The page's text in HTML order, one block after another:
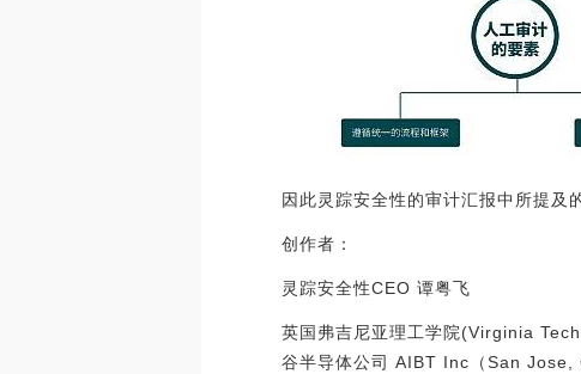
因此灵踪安全性的审计汇报中所提及
创作者：
灵踪安全性CEO 谭粤飞
英国弗吉尼亚理工学院(Virginia
谷半导体公司 AIBT Inc（San Jose,